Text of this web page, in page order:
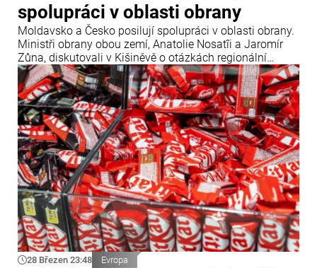
spolupráci v oblasti obrany
Moldavsko a Česko posilují spolupráci v oblasti obrany.
Ministři obrany obou zemí, Anatolie Nosatîi a Jaromír
Zůna, diskutovali v Kišiněvě o otázkách regionální
bezpečnosti, modernizace Národní armády a nových
společných projektech v tomto sektoru.
28 Březen 23:48 Evropa